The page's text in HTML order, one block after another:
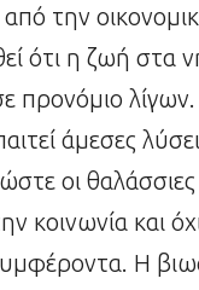
από την
ότι η ζωή στα
προνόμιο λίγων.
άμεσες
οι
κοινωνία και
Η